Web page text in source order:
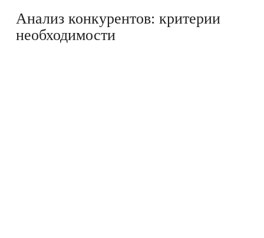
Анализ конкурентов: критерии
необходимости